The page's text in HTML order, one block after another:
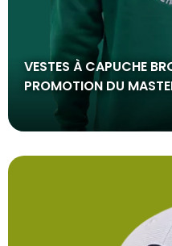
VESTES À CAPUCHE
PROMOTION DU